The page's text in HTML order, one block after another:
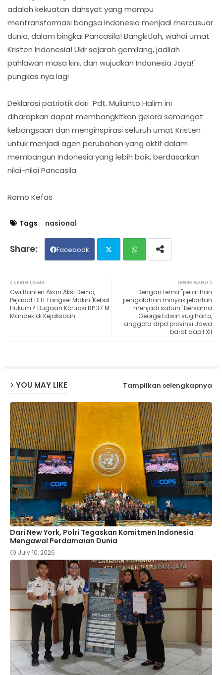
adalah kekuatan dahsyat yang mampu
mentransformasi bangsa Indonesia menjadi mercusuar
dunia, dalam bingkai Pancasila! Bangkitlah, wahai umat
Kristen Indonesia! Ukir sejarah gemilang, jadilah
pahlawan masa kini, dan wujudkan Indonesia Jaya!"
pungkas nya lagi
Deklarasi patriotik dari Pdt. Mulianto Halim ini
diharapkan dapat membangkitkan gelora semangat
kebangsaan dan menginspirasi seluruh umat Kristen
untuk menjadi agen perubahan yang aktif dalam
membangun Indonesia yang lebih baik, berdasarkan
nilai-nilai Pancasila.
Romo Kefas
Tags nasional
Facebook
ats
ap
LEBIH BARU
Dengan tema "pelatihan
pengolahan minyak jelantah
menjadi sabun" bersama
George Edwin sugiharto,
anggota drpd provinsi Jawa
barat dapil Xll
LEBIH LAMA
Gwi Banten Akan Aksi Demo,
Pejabat DLH Tangsel Makin 'Kebal
Hukum'? Dugaan Korupsi RP 37 M
Mandek di Kejaksaan
YOU MAY LIKE Tampilkan selengkapnya
Dari New York, Polri Tegaskan Komitmen Indonesia
Mengawal Perdamaian Dunia
July 10, 2026